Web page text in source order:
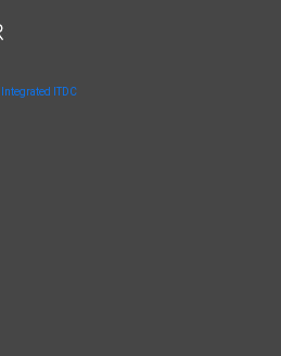
Integrated ITDC